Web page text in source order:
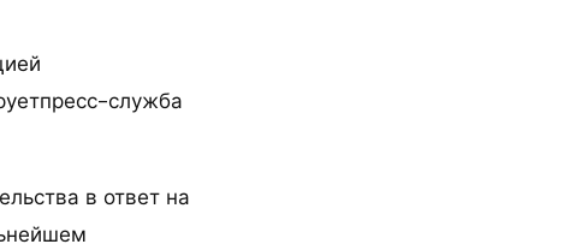
служба
в ответ на